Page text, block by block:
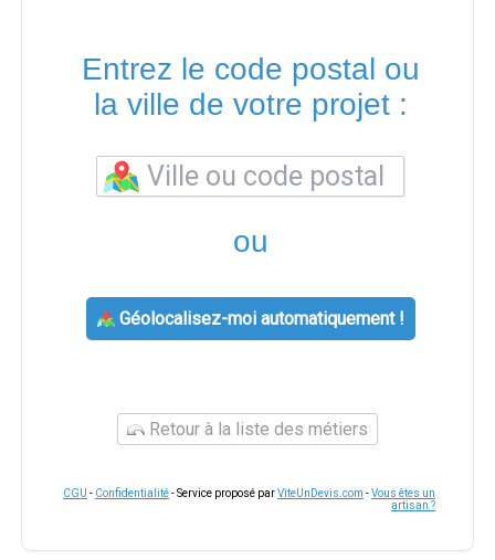
Entrez le code postal ou
la ville de votre projet :
ou
Géolocalisez-moi automatiquement !
Retour à la liste des métiers
CGU - Confidentialité- Service proposé parViteUnDevis.com -Vous êtes un
artisan ?